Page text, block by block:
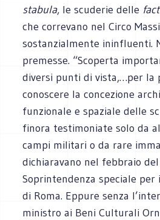
stabula, le scuderie delle
che correvano nel Circo
sostanzialmente ininfluenti.
premesse. “Scoperta
diversi punti di vista,…per la
conoscere la concezione
funzionale e spaziale delle
finora testimoniate solo da
campi militari o da rare
dichiaravano nel febbraio
Soprintendenza speciale per
di Roma. Eppure senza
ministro ai Beni Culturali